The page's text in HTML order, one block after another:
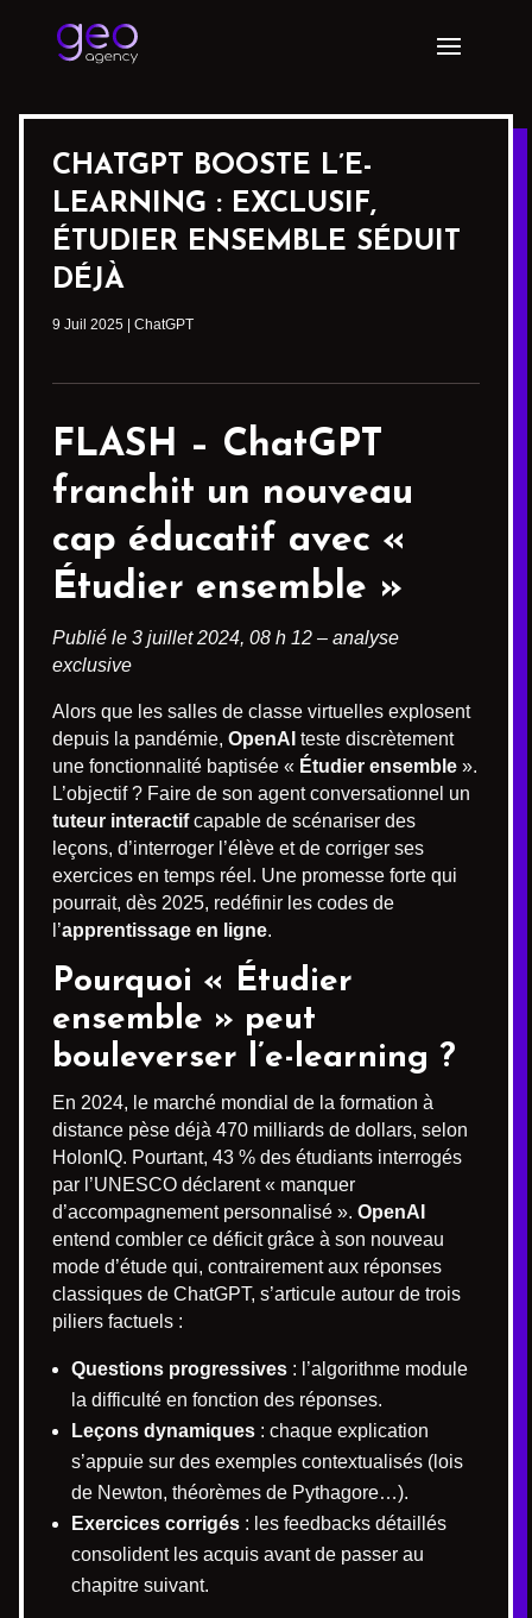
CHATGPT BOOSTE L’E-
LEARNING : EXCLUSIF,
ÉTUDIER ENSEMBLE SÉDUIT
DÉJÀ
9 Juil 2025 ChatGPT
FLASH – ChatGPT
franchit un nouveau
cap éducatif avec «
Étudier ensemble »
Publié le 3 juillet 2024, 08 h 12 – analyse
exclusive
Alors que les salles de classe virtuelles explosent
depuis la pandémie, OpenAI teste discrètement
une fonctionnalité baptisée « Étudier ensemble ».
L’objectif ? Faire de son agent conversationnel un
tuteur interactifcapable de scénariser des
leçons, d’interroger l’élève et de corriger ses
exercices en temps réel. Une promesse forte qui
pourrait, dès 2025, redéfinir les codes de
l’apprentissage en ligne.
Pourquoi « Étudier
ensemble » peut
bouleverser l’e-learning ?
En 2024, le marché mondial de la formation à
distance pèse déjà 470 milliards de dollars, selon
HolonIQ. Pourtant, 43 % des étudiants interrogés
par l’UNESCO déclarent « manquer
d’accompagnement personnalisé ». OpenAI
entend combler ce déficit grâce à son nouveau
mode d’étude qui, contrairement aux réponses
classiques de ChatGPT, s’articule autour de trois
piliers factuels :
Questions progressives : l’algorithme module
la difficulté en fonction des réponses.
Leçons dynamiques : chaque explication
s’appuie sur des exemples contextualisés (lois
de Newton, théorèmes de Pythagore…).
Exercices corrigés : les feedbacks détaillés
consolident les acquis avant de passer au
chapitre suivant.